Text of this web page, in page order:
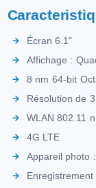
Écran 6.1"
Affichage :
8 nm 64-bit
Résolution de
WLAN 802.11
4G LTE
Appareil photo